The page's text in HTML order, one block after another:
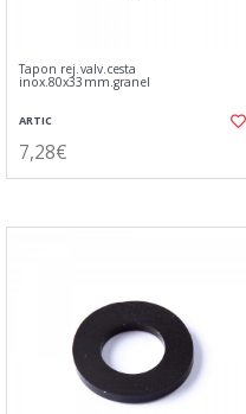
Tapon rej.valv.cesta
inox.80x33mm.granel
ARTIC
7,28€